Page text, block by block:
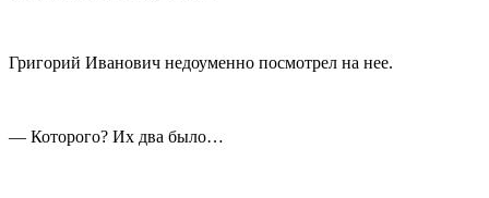
Григорий Иванович недоуменно посмотрел на нее.
— Которого? Их два было…